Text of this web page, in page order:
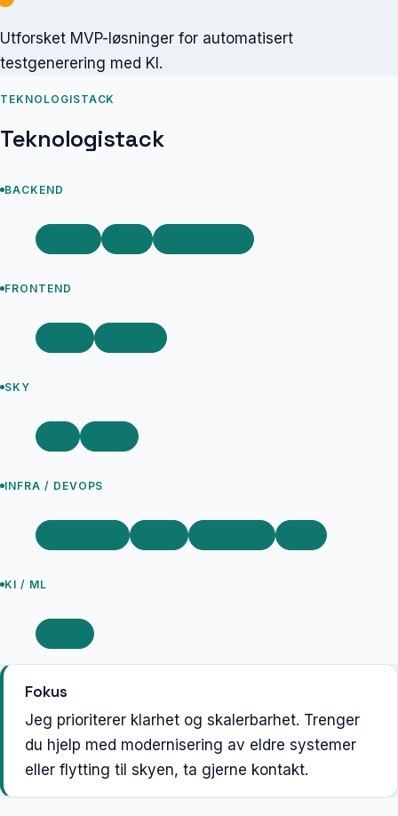
Utforsket MVP-løsninger for automatisert
testgenerering med KI.
TEKNOLOGISTACK
Teknologistack
BACKEND
FRONTEND
SKY
INFRA / DEVOPS
KI / ML
Fokus
Jeg prioriterer klarhet og skalerbarhet. Trenger
du hjelp med modernisering av eldre systemer
eller flytting til skyen, ta gjerne kontakt.